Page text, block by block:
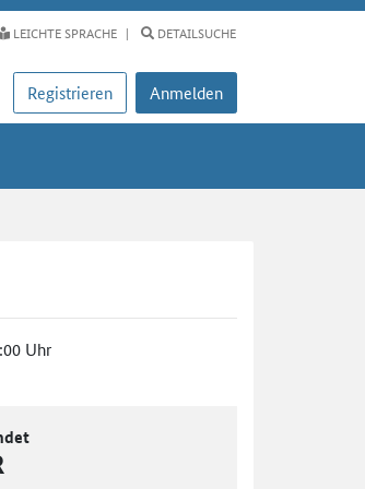
LEICHTE SPRACHE DETAILSUCHE
Registrieren Anmelden
Uhr